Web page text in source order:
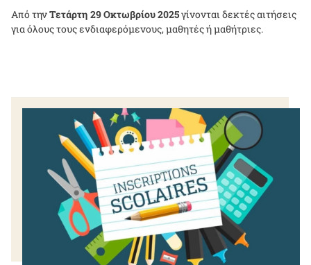
Από τηνΤετάρτη 29 Οκτωβρίου 2025γίνονται δεκτές αιτήσεις
για όλους τους ενδιαφερόμενους, μαθητές ή μαθήτριες.